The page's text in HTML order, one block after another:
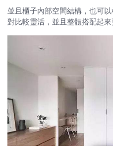
並且櫃子內部空間結構，也可
對比較靈活，並且整體搭配起來